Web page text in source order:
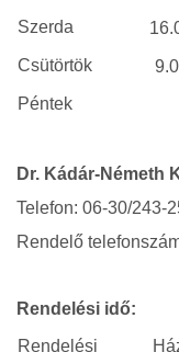
Szerda
Csütörtök
Péntek
Dr. Kádár-Németh
Telefon: 06-30/243-
Rendelő
Rendelési idő:
Rendelési